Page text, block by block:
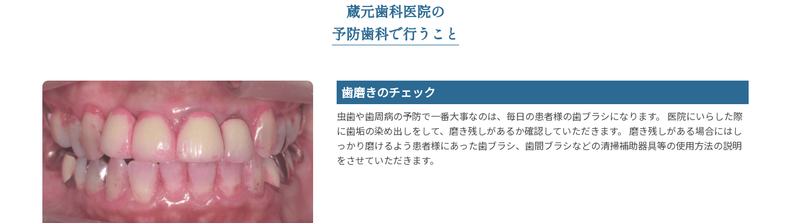
蔵元歯科医院の
予防歯科で行うこと
歯磨きのチェック
虫歯や歯周病の予防で一番大事なのは、毎日の患者様の歯ブラシになります。 医院にいらした際
に歯垢の染め出しをして、磨き残しがあるか確認していただきます。 磨き残しがある場合にはし
っかり磨けるよう患者様にあった歯ブラシ、歯間ブラシなどの清掃補助器具等の使用方法の説明
をさせていただきます。